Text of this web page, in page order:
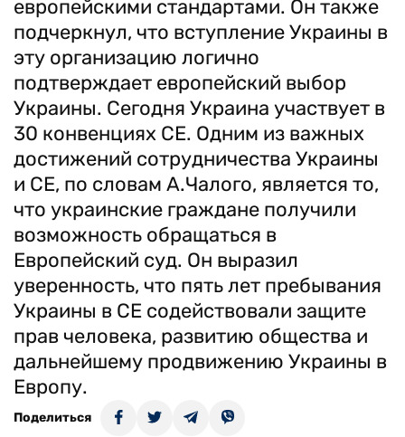
европейскими стандартами. Он также
подчеркнул, что вступление Украины в
эту организацию логично
подтверждает европейский выбор
Украины. Сегодня Украина участвует в
30 конвенциях СЕ. Одним из важных
достижений сотрудничества Украины
и СЕ, по словам А.Чалого, является то,
что украинские граждане получили
возможность обращаться в
Европейский суд. Он выразил
уверенность, что пять лет пребывания
Украины в СЕ содействовали защите
прав человека, развитию общества и
дальнейшему продвижению Украины в
Европу.
Поделиться